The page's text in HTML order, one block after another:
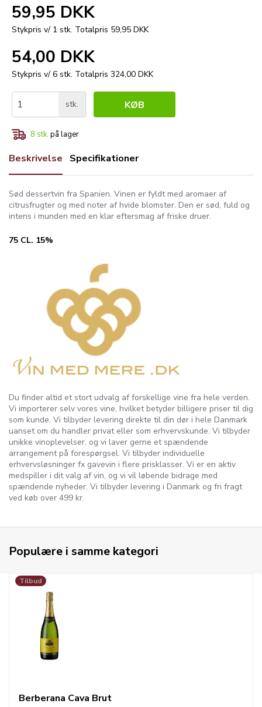
59,95 DKK
Stykpris v/ 1 stk. Totalpris 59,95 DKK
54,00 DKK
Stykpris v/ 6 stk. Totalpris 324,00 DKK
stk. KØB
8 stk. på lager
Beskrivelse Specifikationer
Sød dessertvin fra Spanien. Vinen er fyldt med aromaer af
citrusfrugter og med noter af hvide blomster. Den er sød, fuld og
intens i munden med en klar eftersmag af friske druer.
75 CL. 15%
Du finder altid et stort udvalg af forskellige vine fra hele verden.
Vi importerer selv vores vine, hvilket betyder billigere priser til dig
som kunde. Vi tilbyder levering direkte til din dør i hele Danmark
uanset om du handler privat eller som erhvervskunde. Vi tilbyder
unikke vinoplevelser, og vi laver gerne et spændende
arrangement på forespørgsel. Vi tilbyder individuelle
erhvervsløsninger fx gavevin i flere prisklasser. Vi er en aktiv
medspiller i dit valg af vin, og vi vil løbende bidrage med
spændende nyheder. Vi tilbyder levering i Danmark og fri fragt
ved køb over 499 kr.
Populære i samme kategori
Tilbud
Berberana Cava Brut